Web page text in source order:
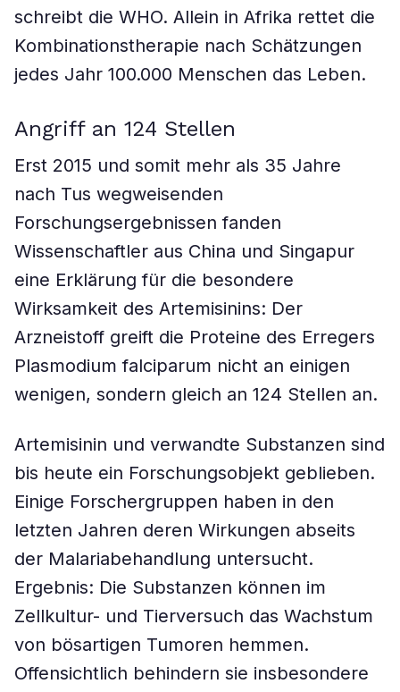
schreibt die WHO. Allein in Afrika rettet die
Kombinationstherapie nach Schätzungen
jedes Jahr 100.000 Menschen das Leben.
Angriff an 124 Stellen
Erst 2015 und somit mehr als 35 Jahre
nach Tus wegweisenden
Forschungsergebnissen fanden
Wissenschaftler aus China und Singapur
eine Erklärung für die besondere
Wirksamkeit des Artemisinins: Der
Arzneistoff greift die Proteine des Erregers
Plasmodium falciparum nicht an einigen
wenigen, sondern gleich an 124 Stellen an.
Artemisinin und verwandte Substanzen sind
bis heute ein Forschungsobjekt geblieben.
Einige Forschergruppen haben in den
letzten Jahren deren Wirkungen abseits
der Malariabehandlung untersucht.
Ergebnis: Die Substanzen können im
Zellkultur- und Tierversuch das Wachstum
von bösartigen Tumoren hemmen.
Offensichtlich behindern sie insbesondere